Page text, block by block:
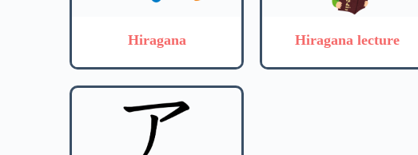
Hiragana Hiragana lecture